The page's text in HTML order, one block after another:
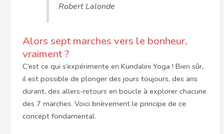
Robert Lalonde
Alors sept marches vers le bonheur,
vraiment ?
C’est ce qui s’expérimente en Kundalini Yoga ! Bien sûr,
il est possible de plonger des jours toujours, des ans
durant, des allers-retours en boucle à explorer chacune
des 7 marches. Voici brièvement le principe de ce
concept fondamental.